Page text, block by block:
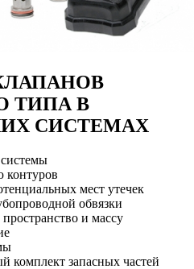
ТИПА В
СИСТЕМАХ
контуров
мест утечек
обвязки
и массу
комплект запасных частей